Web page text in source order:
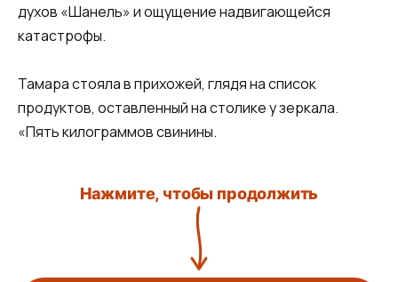
духов «Шанель» и ощущение надвигающейся
катастрофы.
Тамара стояла в прихожей, глядя на список
продуктов, оставленный на столике у зеркала.
«Пять килограммов свинины.
Нажмите, чтобы продолжить